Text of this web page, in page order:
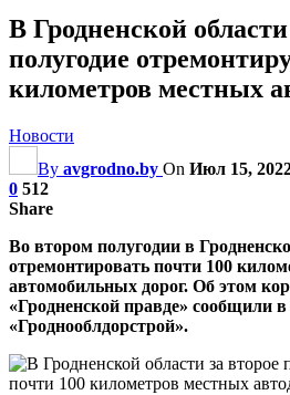
В Гродненской области
полугодие
километров местных
Новости
By avgrodno.by On Июл 15,
0 512
Share
Во втором полугодии в
отремонтировать почти 100
автомобильных дорог. Об этом
«Гродненской правде» сообщили
«Гроднооблдорстрой».